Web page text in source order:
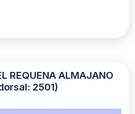
REQUENA ALMAJANO
2501)